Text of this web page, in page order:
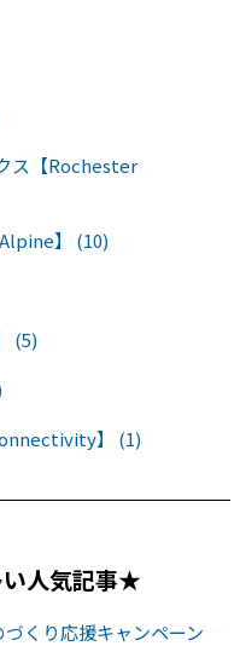
ス【Rochester
】 (10)
(5)
】 (1)
人気記事★
くり応援キャンペーン